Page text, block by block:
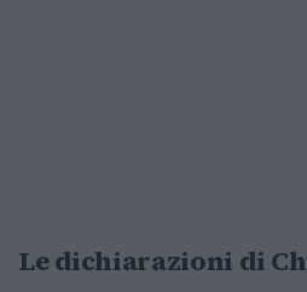
Le dichiarazioni di